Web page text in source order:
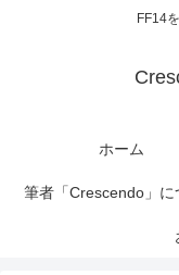
FF14
ホーム
筆者「Crescendo」に